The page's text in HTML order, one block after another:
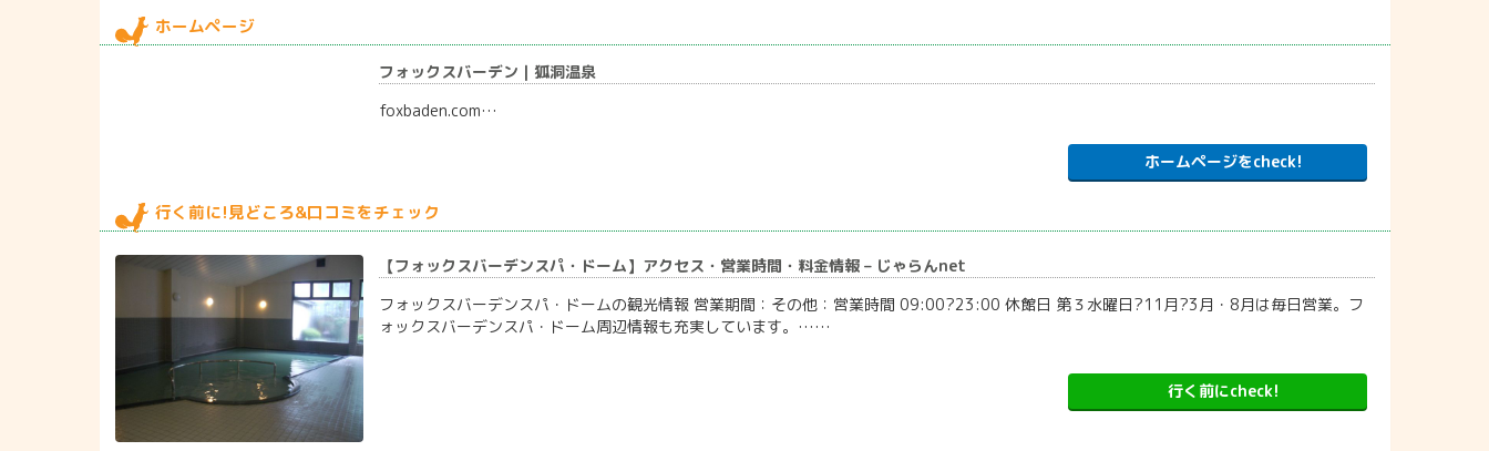
ホームページ
フォックスバーデン｜狐洞温泉
foxbaden.com…
ホームページをcheck!
行く前に!見どころ&口コミをチェック
【フォックスバーデンスパ・ドーム】アクセス・営業時間・料金情報 – じゃらんnet
フォックスバーデンスパ・ドームの観光情報 営業期間：その他：営業時間 09:00?23:00 休館日 第３水曜日?11月?3月・8月は毎日営業。フ
ォックスバーデンスパ・ドーム周辺情報も充実しています。……
行く前にcheck!